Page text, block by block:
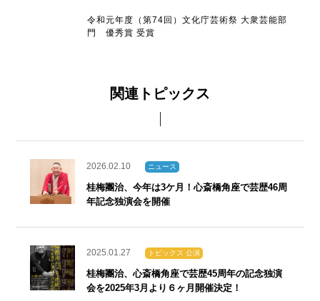
令和元年度（第74回）文化庁芸術祭 大衆芸能部
門 優秀賞 受賞
関連トピックス
2026.02.10 ニュース
桂梅團治、今年は3ケ月！心斎橋角座で芸歴46周
年記念独演会を開催
2025.01.27 トピックス 公演
桂梅團治、心斎橋角座で芸歴45周年の記念独演
会を2025年3月より６ヶ月開催決定！